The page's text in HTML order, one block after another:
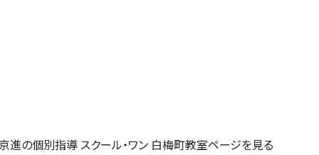
進の個別指導 スクール・ワン 白梅町教室ページを見る